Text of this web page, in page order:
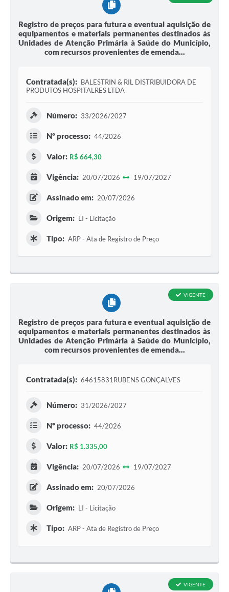
Registro de preços para futura e eventual aquisição de
equipamentos e materiais permanentes destinados às
Unidades de Atenção Primária à Saúde do Município,
com recursos provenientes de emenda...
Contratada(s): BALESTRIN & RIL DISTRIBUIDORA DE
PRODUTOS HOSPITALRES LTDA
Número: 33/2026/2027
Nº processo: 44/2026
Valor: R$ 664,30
Vigência: 20/07/2026 19/07/2027
Assinado em: 20/07/2026
Origem: LI - Licitação
Tipo: ARP - Ata de Registro de Preço
Registro de preços para futura e eventual aquisição de
equipamentos e materiais permanentes destinados às
Unidades de Atenção Primária à Saúde do Município,
com recursos provenientes de emenda...
VIGENTE
Contratada(s): 64615831RUBENS GONÇALVES
Número: 31/2026/2027
Nº processo: 44/2026
Valor: R$ 1.335,00
Vigência: 20/07/2026 19/07/2027
Assinado em: 20/07/2026
Origem: LI - Licitação
Tipo: ARP - Ata de Registro de Preço
VIGENTE